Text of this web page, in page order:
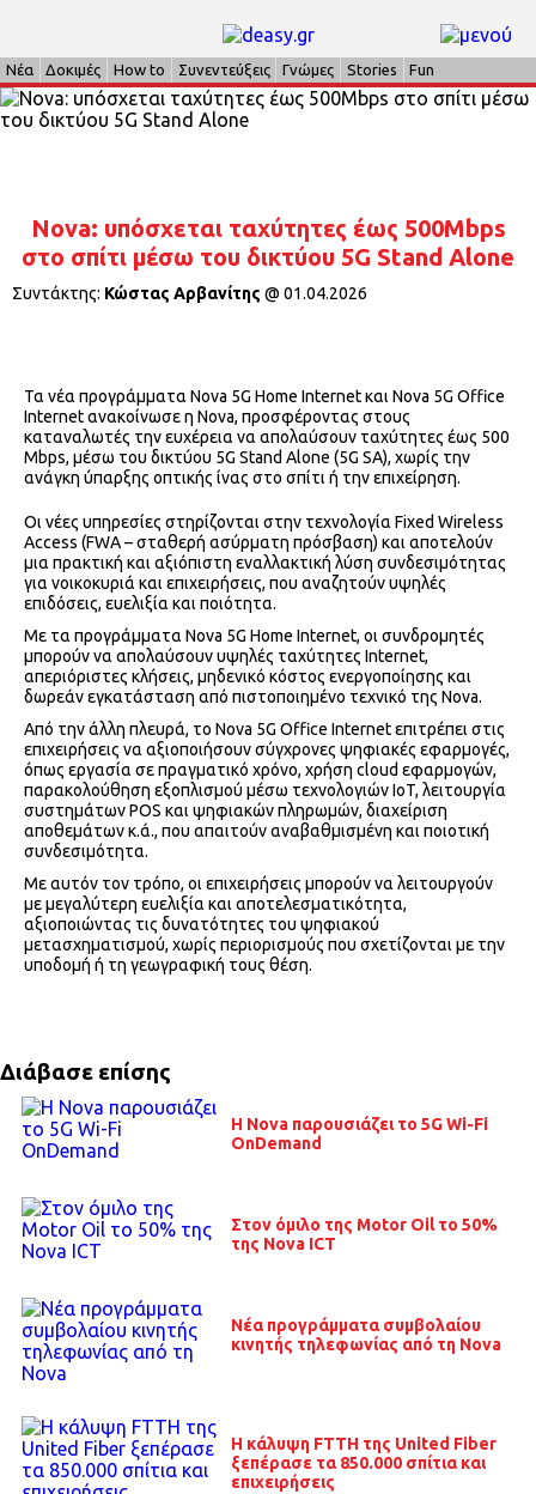
Νέα Δοκιμές How to Συνεντεύξεις Γνώμες Stories Fun
Nova: υπόσχεται ταχύτητες έως 500Mbps
στο σπίτι μέσω του δικτύου 5G Stand Alone
Συντάκτης: Κώστας Αρβανίτης @ 01.04.2026
Τα νέα προγράμματα Nova 5G Home Internet και Nova 5G Office
Internet ανακοίνωσε η Nova, προσφέροντας στους
καταναλωτές την ευχέρεια να απολαύσουν ταχύτητες έως 500
Mbps, μέσω του δικτύου 5G Stand Alone (5G SA), χωρίς την
ανάγκη ύπαρξης οπτικής ίνας στο σπίτι ή την επιχείρηση.
Οι νέες υπηρεσίες στηρίζονται στην τεχνολογία Fixed Wireless
Access (FWA – σταθερή ασύρματη πρόσβαση) και αποτελούν
μια πρακτική και αξιόπιστη εναλλακτική λύση συνδεσιμότητας
για νοικοκυριά και επιχειρήσεις, που αναζητούν υψηλές
επιδόσεις, ευελιξία και ποιότητα.
Με τα προγράμματα Nova 5G Home Internet, οι συνδρομητές
μπορούν να απολαύσουν υψηλές ταχύτητες Internet,
απεριόριστες κλήσεις, μηδενικό κόστος ενεργοποίησης και
δωρεάν εγκατάσταση από πιστοποιημένο τεχνικό της Nova.
Από την άλλη πλευρά, το Nova 5G Office Internet επιτρέπει στις
επιχειρήσεις να αξιοποιήσουν σύγχρονες ψηφιακές εφαρμογές,
όπως εργασία σε πραγματικό χρόνο, χρήση cloud εφαρμογών,
παρακολούθηση εξοπλισμού μέσω τεχνολογιών IoT, λειτουργία
συστημάτων POS και ψηφιακών πληρωμών, διαχείριση
αποθεμάτων κ.ά., που απαιτούν αναβαθμισμένη και ποιοτική
συνδεσιμότητα.
Με αυτόν τον τρόπο, οι επιχειρήσεις μπορούν να λειτουργούν
με μεγαλύτερη ευελιξία και αποτελεσματικότητα,
αξιοποιώντας τις δυνατότητες του ψηφιακού
μετασχηματισμού, χωρίς περιορισμούς που σχετίζονται με την
υποδομή ή τη γεωγραφική τους θέση.
Διάβασε επίσης
Η Nova παρουσιάζει το 5G Wi-Fi
OnDemand
Στον όμιλο της Motor Oil το 50%
της Nova ICT
Νέα προγράμματα συμβολαίου
κινητής τηλεφωνίας από τη Nova
Η κάλυψη FTTH της United Fiber
ξεπέρασε τα 850.000 σπίτια και
επιχειρήσεις